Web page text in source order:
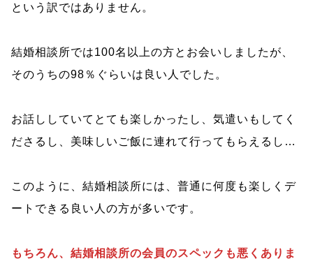
という訳ではありません。
結婚相談所では100名以上の方とお会いしましたが、
そのうちの98％ぐらいは良い人でした。
お話ししていてとても楽しかったし、気遣いもしてく
ださるし、美味しいご飯に連れて行ってもらえるし…
このように、結婚相談所には、普通に何度も楽しくデ
ートできる良い人の方が多いです。
もちろん、結婚相談所の会員のスペックも悪くありま